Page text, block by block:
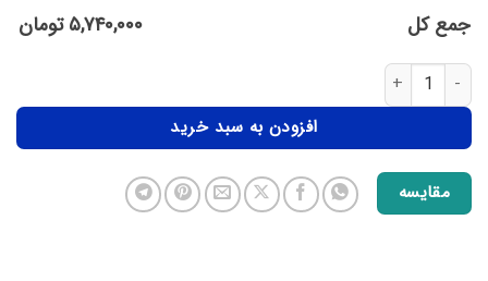
جمع کل ۵,۷۴۰,۰۰۰ تومان
افزودن به سبد خرید
مقایسه